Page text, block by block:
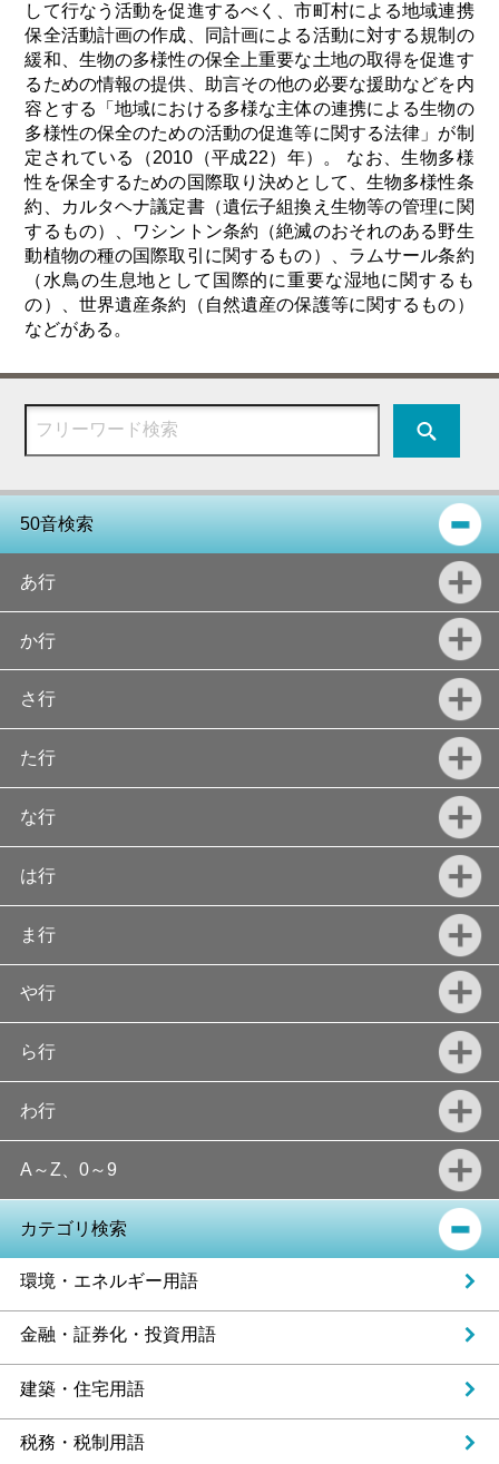
して行なう活動を促進するべく、市町村による地域連携
保全活動計画の作成、同計画による活動に対する規制の
緩和、生物の多様性の保全上重要な土地の取得を促進す
るための情報の提供、助言その他の必要な援助などを内
容とする「地域における多様な主体の連携による生物の
多様性の保全のための活動の促進等に関する法律」が制
定されている（2010（平成22）年）。 なお、生物多様
性を保全するための国際取り決めとして、生物多様性条
約、カルタヘナ議定書（遺伝子組換え生物等の管理に関
するもの）、ワシントン条約（絶滅のおそれのある野生
動植物の種の国際取引に関するもの）、ラムサール条約
（水鳥の生息地として国際的に重要な湿地に関するも
の）、世界遺産条約（自然遺産の保護等に関するもの）
などがある。
50音検索
あ行
か行
さ行
た行
な行
は行
ま行
や行
ら行
わ行
A～Z、0～9
カテゴリ検索
環境・エネルギー用語
金融・証券化・投資用語
建築・住宅用語
税務・税制用語